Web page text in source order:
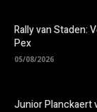
Rally van Staden:
Pex
05/08/2026
Junior Planckaert